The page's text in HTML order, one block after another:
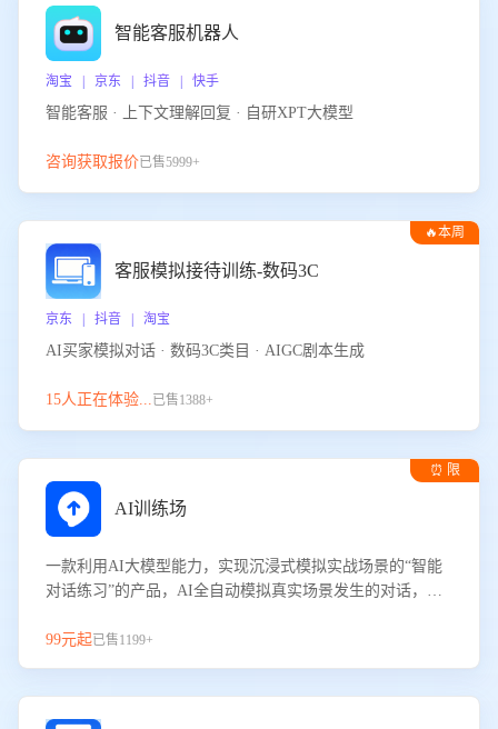
智能客服机器人
淘宝 | 京东 | 抖音 | 快手
智能客服 · 上下文理解回复 · 自研XPT大模型
咨询获取报价已售5999+
🔥本周
客服模拟接待训练-数码3C
京东 | 抖音 | 淘宝
AI买家模拟对话 · 数码3C类目 · AIGC剧本生成
15人正在体验...已售1388+
⏰ 限
AI训练场
一款利用AI大模型能力，实现沉浸式模拟实战场景的“智能
对话练习”的产品，AI全自动模拟真实场景发生的对话，企
服能力。
99元起已售1199+